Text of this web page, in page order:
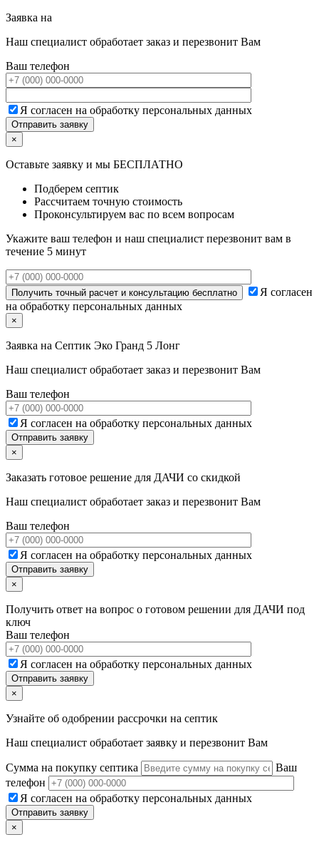
Заявка на
Наш специалист обработает заказ и перезвонит Вам
Ваш телефон
Я согласен на обработку персональных данных
×
Оставьте заявку и мы БЕСПЛАТНО
Подберем септик
Рассчитаем точную стоимость
Проконсультируем вас по всем вопросам
Укажите ваш телефон и наш специалист перезвонит вам в
течение 5 минут
Я согласен
на обработку персональных данных
×
Заявка на Септик Эко Гранд 5 Лонг
Наш специалист обработает заказ и перезвонит Вам
Ваш телефон
Я согласен на обработку персональных данных
×
Заказать готовое решение для ДАЧИ со скидкой
Наш специалист обработает заказ и перезвонит Вам
Ваш телефон
Я согласен на обработку персональных данных
×
Получить ответ на вопрос о готовом решении для ДАЧИ под
ключ
Ваш телефон
Я согласен на обработку персональных данных
×
Узнайте об одобрении рассрочки на септик
Наш специалист обработает заявку и перезвонит Вам
Сумма на покупку септика
Ваш
телефон
Я согласен на обработку персональных данных
×